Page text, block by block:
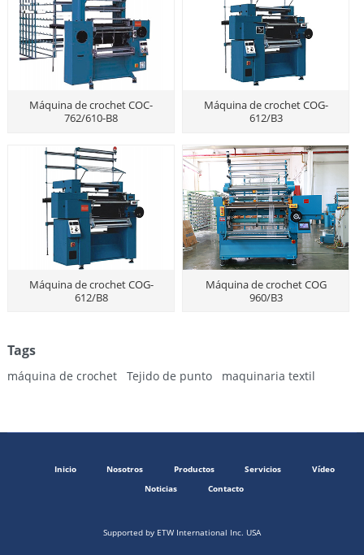
Máquina de crochet COC-
762/610-B8
Máquina de crochet COG-
612/B3
Máquina de crochet COG-
612/B8
Máquina de crochet COG
960/B3
Tags
máquina de crochet Tejido de punto maquinaria textil
Inicio Nosotros Productos Servicios
Vídeo
Noticias
Contacto
Supported by ETW International Inc. USA